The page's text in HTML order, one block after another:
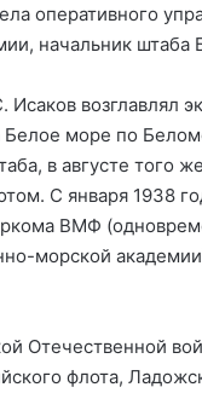
оперативного
начальник штаба
Исаков возглавлял
Белое море по
в августе того
С января 1938
ВМФ
морской
Отечественной
флота,